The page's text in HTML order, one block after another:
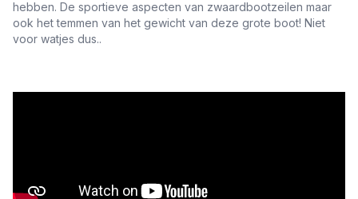
hebben. De sportieve aspecten van zwaardbootzeilen maar
ook het temmen van het gewicht van deze grote boot! Niet
voor watjes dus..